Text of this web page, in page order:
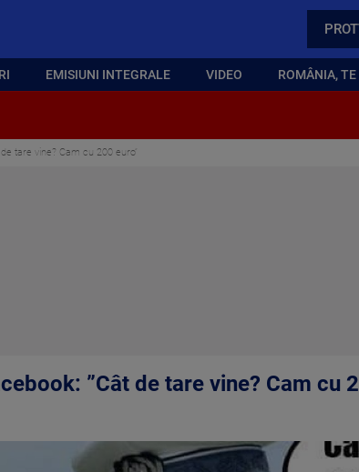
EMISIUNI INTEGRALE VIDEO ROMÂNIA, TE
tare vine? Cam cu 200 euro”
”Cât de tare vine? Cam cu